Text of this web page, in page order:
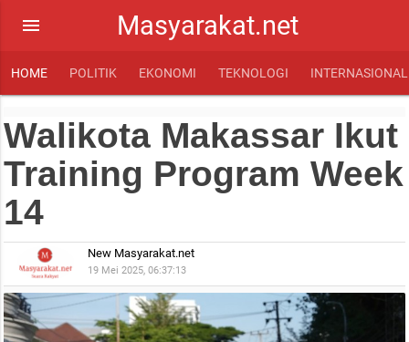
Masyarakat.net
menu
HOME POLITIK EKONOMI TEKNOLOGI INTERNASIONAL
Walikota Makassar Ikut
Training Program Week
14
New Masyarakat.net
19 Mei 2025, 06:37:13